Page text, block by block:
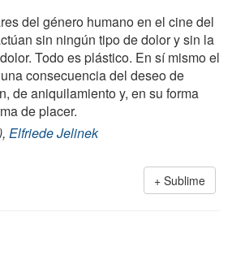
del género humano en el cine del
sin ningún tipo de dolor y sin la
Todo es plástico. En sí mismo el
consecuencia del deseo de
de aniquilamiento y, en su forma
de placer.
Elfriede Jelinek
Sublime